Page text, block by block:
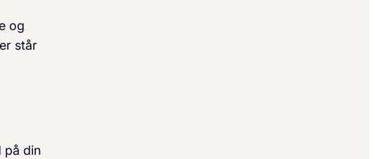
og
står
på din